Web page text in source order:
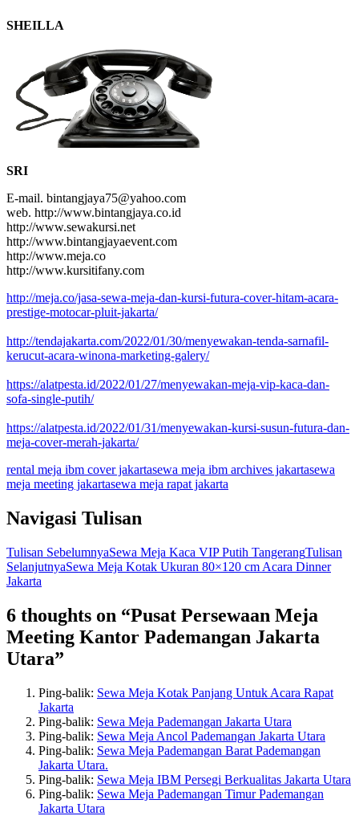
SHEILLA
SRI
E-mail. bintangjaya75@yahoo.com
web. http://www.bintangjaya.co.id
http://www.sewakursi.net
http://www.bintangjayaevent.com
http://www.meja.co
http://www.kursitifany.com
http://meja.co/jasa-sewa-meja-dan-kursi-futura-cover-hitam-acara-
prestige-motocar-pluit-jakarta/
http://tendajakarta.com/2022/01/30/menyewakan-tenda-sarnafil-
kerucut-acara-winona-marketing-galery/
https://alatpesta.id/2022/01/27/menyewakan-meja-vip-kaca-dan-
sofa-single-putih/
https://alatpesta.id/2022/01/31/menyewakan-kursi-susun-futura-dan-
meja-cover-merah-jakarta/
rental meja ibm cover jakartasewa meja ibm archives jakartasewa
meja meeting jakartasewa meja rapat jakarta
Navigasi Tulisan
Tulisan SebelumnyaSewa Meja Kaca VIP Putih TangerangTulisan
SelanjutnyaSewa Meja Kotak Ukuran 80×120 cm Acara Dinner
Jakarta
6 thoughts on “Pusat Persewaan Meja
Meeting Kantor Pademangan Jakarta
Utara”
Ping-balik: Sewa Meja Kotak Panjang Untuk Acara Rapat
Jakarta
Ping-balik: Sewa Meja Pademangan Jakarta Utara
Ping-balik: Sewa Meja Ancol Pademangan Jakarta Utara
Ping-balik: Sewa Meja Pademangan Barat Pademangan
Jakarta Utara.
Ping-balik: Sewa Meja IBM Persegi Berkualitas Jakarta Utara
Ping-balik: Sewa Meja Pademangan Timur Pademangan
Jakarta Utara